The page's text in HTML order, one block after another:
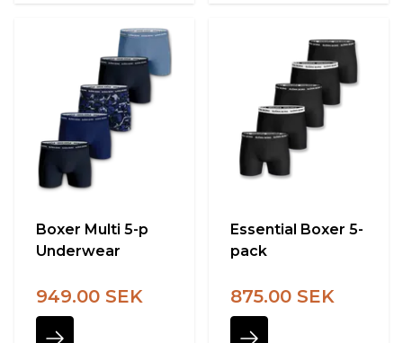
Boxer Multi 5-p
Underwear
949.00 SEK
Essential Boxer 5-
pack
875.00 SEK